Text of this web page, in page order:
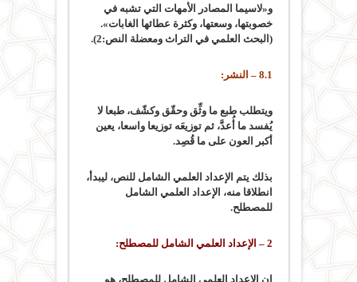
و«لاسيما المصادر الأمهات التي تشبه في
خصوبتها، وسعتها، وكثرة عطائها الغابات».
(البحث العلمي في التراث ومعضلة النص:2).
8.1 – النشر:
ويتطلب طبع ما وثِّق وحقّق وكشّف، طبعا لا
يُفسد ما أُعدَّ، ثم توزيعَه توزيعا واسعا، يعين
أكبر العون على ما قُصِد.
بذلك يتم الإعداد العلمي الشامل للنص، ليبدأ،
انطلاقا منه، الإعداد العلمي الشامل
للمصطلح.
2 – الإعداد العلمي الشامل للمصطلح:
إن الإعداد العلمي الشامل للمصطلح، هو